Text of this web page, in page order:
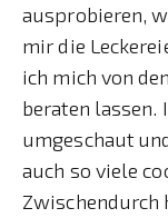
ausprobieren,
mir die
ich mich von
beraten lassen.
umgeschaut
auch so viele
Zwischendurch